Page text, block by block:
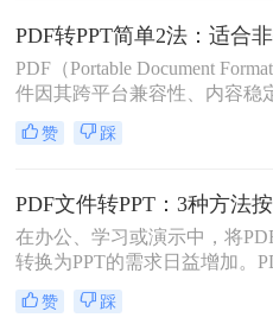
以便进行演示、分享或编辑。
文档如何转化成ppt呢？本文将
种将PDF文档转化成PPT的实
法。
PDF（Portable Document
件因其跨平台兼容性、内容稳
不易被篡改的特性，在文档分
档和打印中得到了广泛应用。
PPT（PowerPoint）格式，以便
示、编辑或团队协作。那么
转换成PPT呢？本文将介绍两
PDF转换成PPT的方法。
赞 踩
在办公、学习或演示中，将
转换为PPT的需求日益增加。
式虽然适合文档共享，但若需
重新排版内容，转换为PPT会更
赞 踩